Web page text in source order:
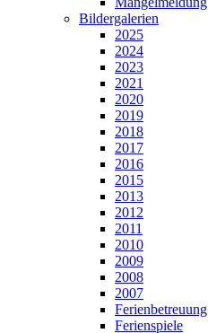
Bildergalerien
2025
2024
2023
2021
2020
2019
2018
2017
2016
2015
2013
2012
2011
2010
2009
2008
2007
Ferienbetreuung
Ferienspiele